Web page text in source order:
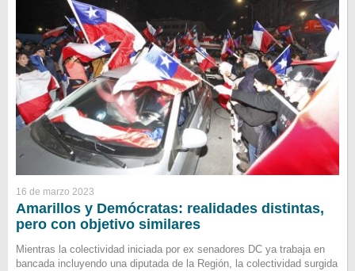
16 de marzo 2023
Amarillos y Demócratas: realidades distintas,
pero con objetivo similares
Mientras la colectividad iniciada por ex senadores DC ya trabaja en
bancada incluyendo una diputada de la Región, la colectividad surgida